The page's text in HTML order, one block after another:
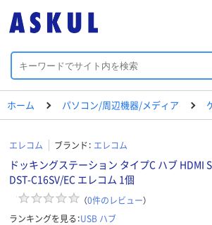
ホーム パソコン/周辺機器/メディア
エレコム ブランド： エレコム
ドッキングステーション タイプC ハブ HDMI
DST-C16SV/EC エレコム 1個
（0件のレビュー）
ランキングを見る：USB ハブ